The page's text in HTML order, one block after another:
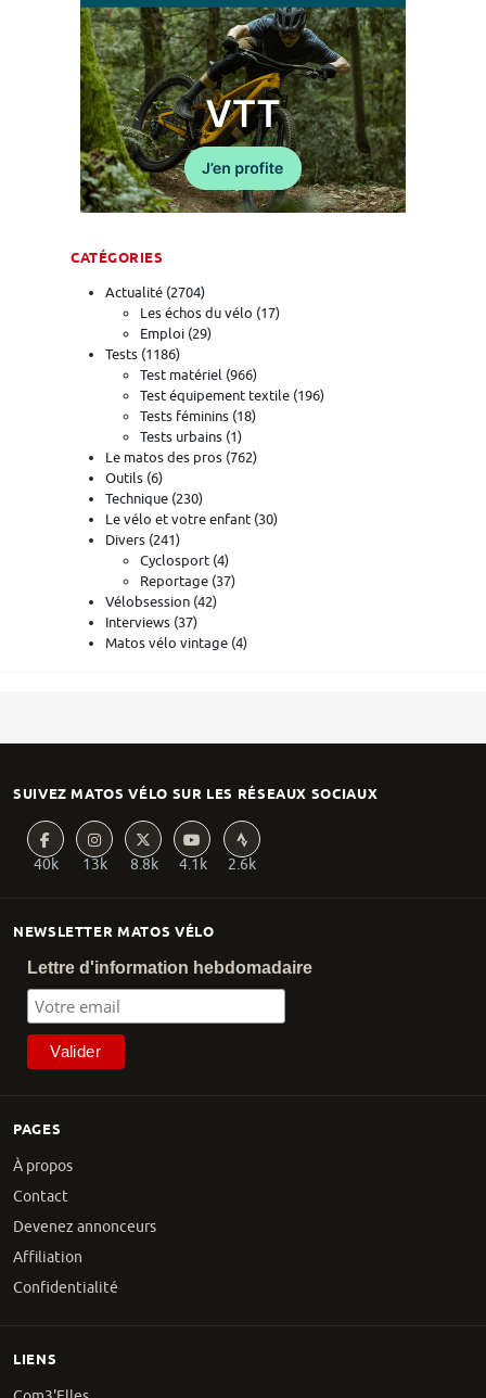
CATÉGORIES
Actualité (2704)
Les échos du vélo (17)
Emploi (29)
Tests (1186)
Test matériel (966)
Test équipement textile (196)
Tests féminins (18)
Tests urbains (1)
Le matos des pros (762)
Outils (6)
Technique (230)
Le vélo et votre enfant (30)
Divers (241)
Cyclosport (4)
Reportage (37)
Vélobsession (42)
Interviews (37)
Matos vélo vintage (4)
PAGES
À propos
Contact
Devenez annonceurs
Affiliation
Confidentialité
NEWSLETTER MATOS VÉLO
Lettre d'information hebdomadaire
SUIVEZ MATOS VÉLO SUR LES RÉSEAUX SOCIAUX
40k 13k 8.8k 4.1k 2.6k
LIENS